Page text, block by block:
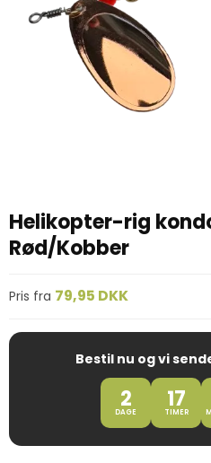
Helikopter-rig
Rød/Kobber
Pris fra 79,95 DKK
Bestil nu og vi
2
DAGE 17
TIMER